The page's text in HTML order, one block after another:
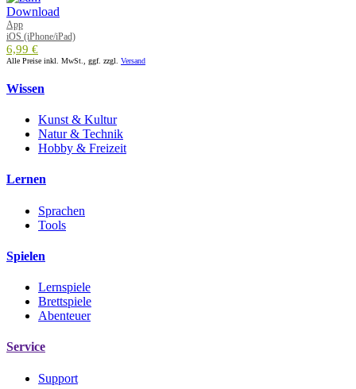
App
iOS (iPhone/iPad)
6,99 €
Alle Preise inkl. MwSt., ggf. zzgl. Versand
Wissen
Kunst & Kultur
Natur & Technik
Hobby & Freizeit
Lernen
Sprachen
Tools
Spielen
Lernspiele
Brettspiele
Abenteuer
Service
Support